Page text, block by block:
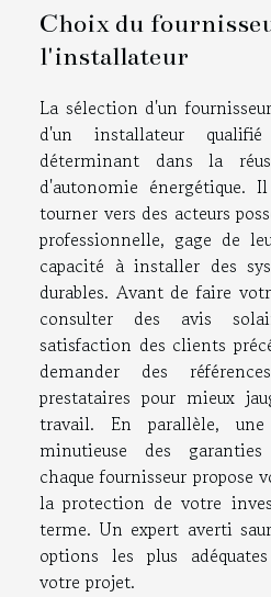
Choix du
l'installateur
La sélection d'un
d'un installateur
déterminant dans la
d'autonomie énergétique.
tourner vers des acteurs
professionnelle, gage de
capacité à installer des
durables. Avant de faire
consulter des avis
satisfaction des clients
demander des
prestataires pour mieux
travail. En parallèle, une
minutieuse des
chaque fournisseur propose
la protection de votre
terme. Un expert averti
options les plus
votre projet.